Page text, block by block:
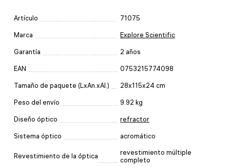
Artículo 71075
Marca Explore Scientific
Garantía 2 años
EAN 0753215774098
Tamaño de paquete (LxAn.xAl.) 28x115x24 cm
Peso del envío 9.92 kg
Diseño óptico refractor
Sistema óptico acromático
Revestimiento de la óptica
revestimiento múltiple
completo